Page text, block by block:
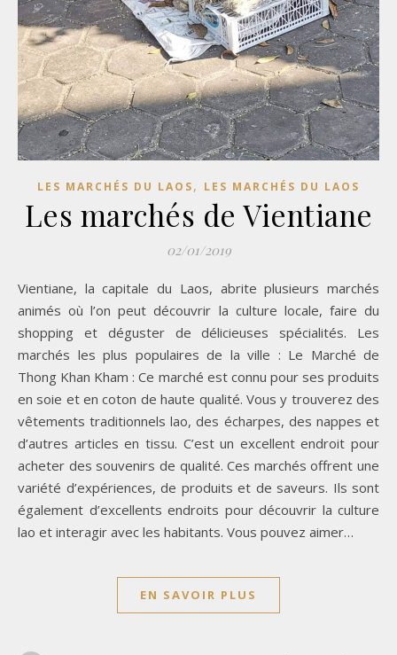
LES MARCHÉS DU LAOS, LES MARCHÉS DU LAOS
Les marchés de Vientiane
02/01/2019
Vientiane, la capitale du Laos, abrite plusieurs marchés
animés où l’on peut découvrir la culture locale, faire du
shopping et déguster de délicieuses spécialités. Les
marchés les plus populaires de la ville : Le Marché de
Thong Khan Kham : Ce marché est connu pour ses produits
en soie et en coton de haute qualité. Vous y trouverez des
vêtements traditionnels lao, des écharpes, des nappes et
d’autres articles en tissu. C’est un excellent endroit pour
acheter des souvenirs de qualité. Ces marchés offrent une
variété d’expériences, de produits et de saveurs. Ils sont
également d’excellents endroits pour découvrir la culture
lao et interagir avec les habitants. Vous pouvez aimer…
EN SAVOIR PLUS